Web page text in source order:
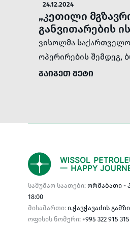
24.12.2024
„კეთილი
განვითარების
ვისოლმა
ოპერირების შემდეგ,
ᲒᲐᲘᲒᲔᲗ ᲛᲔᲢᲘ
სამუშაო საათები: ორშაბათი -
18:00
მისამართი: ი.ჭავჭავაძის
ოფისის ნომერი: +995 322 915 315